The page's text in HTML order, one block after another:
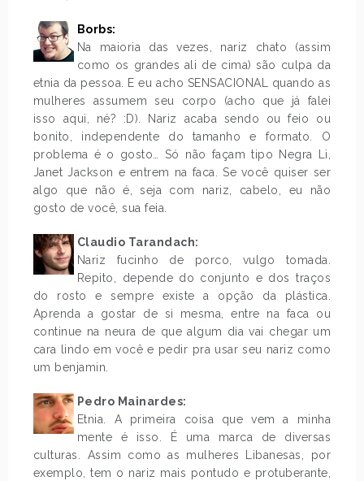
Borbs:
Na maioria das vezes, nariz chato (assim
como os grandes ali de cima) são culpa da
etnia da pessoa. E eu acho SENSACIONAL quando as
mulheres assumem seu corpo (acho que já falei
isso aqui, né? :D). Nariz acaba sendo ou feio ou
bonito, independente do tamanho e formato. O
problema é o gosto… Só não façam tipo Negra Li,
Janet Jackson e entrem na faca. Se você quiser ser
algo que não é, seja com nariz, cabelo, eu não
gosto de você, sua feia.
Claudio Tarandach:
Nariz fucinho de porco, vulgo tomada.
Repito, depende do conjunto e dos traços
do rosto e sempre existe a opção da plástica.
Aprenda a gostar de si mesma, entre na faca ou
continue na neura de que algum dia vai chegar um
cara lindo em você e pedir pra usar seu nariz como
um benjamin.
Pedro Mainardes:
Etnia. A primeira coisa que vem a minha
mente é isso. É uma marca de diversas
culturas. Assim como as mulheres Libanesas, por
exemplo, tem o nariz mais pontudo e protuberante,